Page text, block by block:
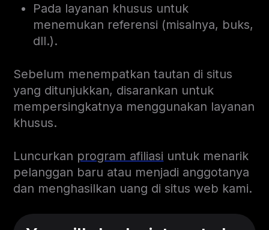
Pada layanan khusus untuk
menemukan referensi (misalnya, buks,
dll.).
Sebelum menempatkan tautan di situs
yang ditunjukkan, disarankan untuk
mempersingkatnya menggunakan layanan
khusus.
Luncurkan program afiliasi untuk menarik
pelanggan baru atau menjadi anggotanya
dan menghasilkan uang di situs web kami.